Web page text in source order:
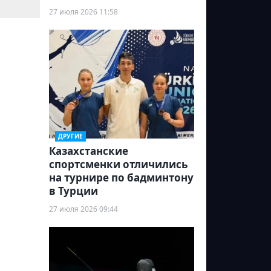
27 июля 2026 11:58
ДРУГИЕ
Казахстанские
спортсменки отличились
на турнире по бадминтону
в Турции
27 июля 2026 09:44